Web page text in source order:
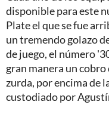
disponible para este
Plate el que se fue
un tremendo golazo
de juego, el número
gran manera un
zurda, por encima de
custodiado por